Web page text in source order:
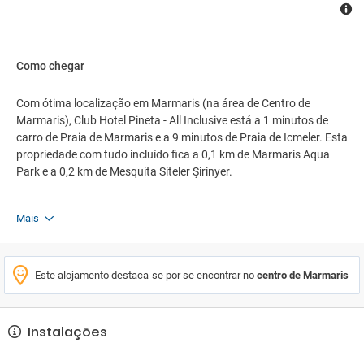
Como chegar
Com ótima localização em Marmaris (na área de Centro de
Marmaris), Club Hotel Pineta - All Inclusive está a 1 minutos de
carro de Praia de Marmaris e a 9 minutos de Praia de Icmeler. Esta
propriedade com tudo incluído fica a 0,1 km de Marmaris Aqua
Park e a 0,2 km de Mesquita Siteler Şirinyer.
Mais
Este alojamento destaca-se por se encontrar no centro de Marmaris
Instalações